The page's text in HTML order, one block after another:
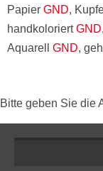
Papier GND,
handkoloriertGND
Aquarell GND,
Bitte geben Sie die